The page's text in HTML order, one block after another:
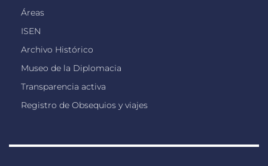
Áreas
ISEN
Archivo Histórico
Museo de la Diplomacia
Transparencia activa
Registro de Obsequios y viajes